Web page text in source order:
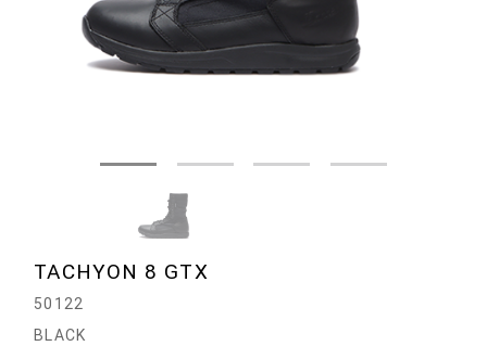
TACHYON 8 GTX
50122
BLACK